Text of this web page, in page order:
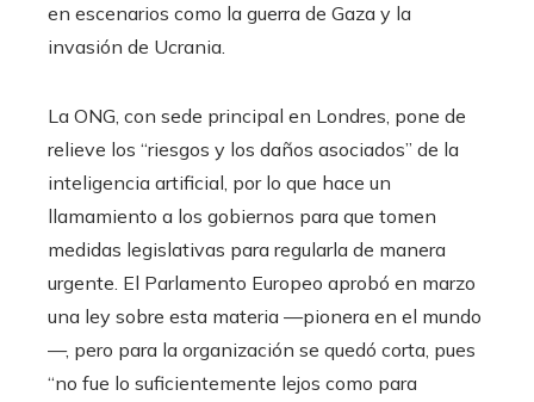
en escenarios como la guerra de Gaza y la
invasión de Ucrania.
La ONG, con sede principal en Londres, pone de
relieve los “riesgos y los daños asociados” de la
inteligencia artificial, por lo que hace un
llamamiento a los gobiernos para que tomen
medidas legislativas para regularla de manera
urgente. El Parlamento Europeo aprobó en marzo
una ley sobre esta materia —pionera en el mundo
—, pero para la organización se quedó corta, pues
“no fue lo suficientemente lejos como para